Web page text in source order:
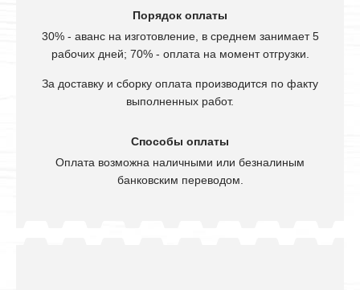
Порядок оплаты
30% - аванс на изготовление, в среднем занимает 5
рабочих дней; 70% - оплата на момент отгрузки.
За доставку и сборку оплата производится по факту
выполненных работ.
Способы оплаты
Оплата возможна наличными или безналиным
банковским переводом.